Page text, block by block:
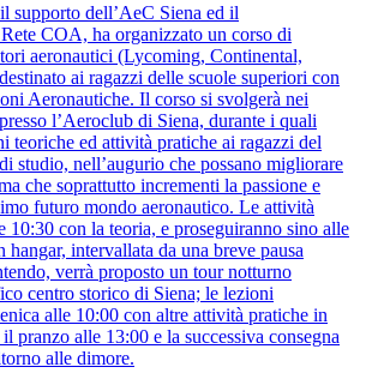
supporto dell’AeC Siena ed il
COA, ha organizzato un corso di
aeronautici (Lycoming, Continental,
ai ragazzi delle scuole superiori con
Aeronautiche. Il corso si svolgerà nei
l’Aeroclub di Siena, durante i quali
teoriche ed attività pratiche ai ragazzi del
studio, nell’augurio che possano migliorare
che soprattutto incrementi la passione e
futuro mondo aeronautico. Le attività
10:30 con la teoria, e proseguiranno sino alle
hangar, intervallata da una breve pausa
verrà proposto un tour notturno
centro storico di Siena; le lezioni
alle 10:00 con altre attività pratiche in
pranzo alle 13:00 e la successiva consegna
alle dimore.